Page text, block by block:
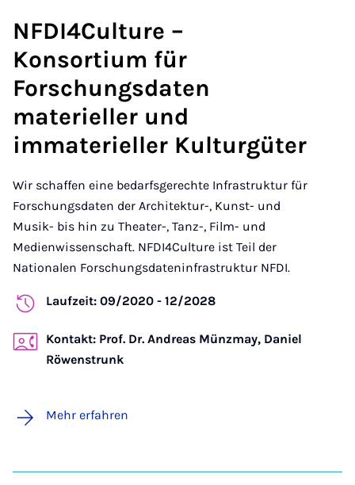
NFDI4Culture –
Konsortium für
Forschungsdaten
materieller und
immaterieller Kulturgüter
Wir schaffen eine bedarfsgerechte Infrastruktur für
Forschungsdaten der Architektur-, Kunst- und
Musik- bis hin zu Theater-, Tanz-, Film- und
Medienwissenschaft. NFDI4Culture ist Teil der
Nationalen Forschungsdateninfrastruktur NFDI.
Laufzeit: 09/2020 - 12/2028
Kontakt: Prof. Dr. Andreas Münzmay, Daniel
Röwenstrunk
Mehr erfahren